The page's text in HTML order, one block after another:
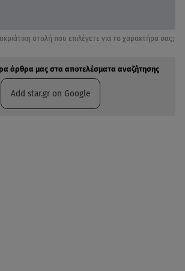
στολή που επιλέγετε για το χαρακτήρα σας;
άρθρα μας στα αποτελέσματα αναζήτησης
Add star.gr on Google